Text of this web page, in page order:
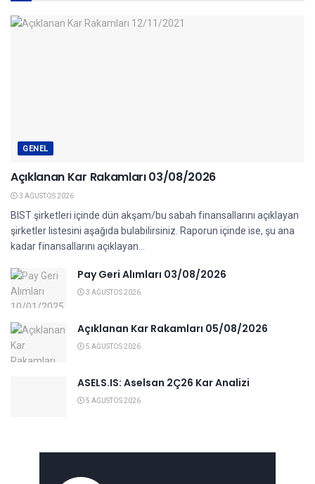
GENEL
Açıklanan Kar Rakamları 03/08/2026
3 AĞUSTOS 2026
BIST şirketleri içinde dün akşam/bu sabah finansallarını açıklayan
şirketler listesini aşağıda bulabilirsiniz. Raporun içinde ise, şu ana
kadar finansallarını açıklayan...
Pay Geri Alımları 03/08/2026
3 AĞUSTOS 2026
Açıklanan Kar Rakamları 05/08/2026
5 AĞUSTOS 2026
ASELS.IS: Aselsan 2Ç26 Kar Analizi
5 AĞUSTOS 2026